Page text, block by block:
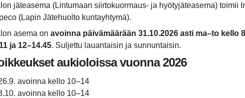
jäteasema (Lintumaan siirtokuormaus- ja hyötyjäteasema) toimii
(Lapin Jätehuolto kuntayhtymä).
asema onavoinna päivämäärään 31.10.2026 asti ma–to kello
ja 12–14.45. Suljettu lauantaisin ja sunnuntaisin.
aukioloissa vuonna 2026
avoinna kello 10–14
avoinna kello 10–14